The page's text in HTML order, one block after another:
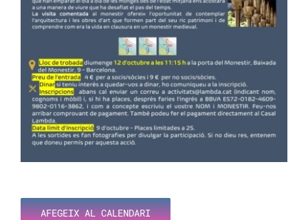
AFEGEIX AL CALENDARI